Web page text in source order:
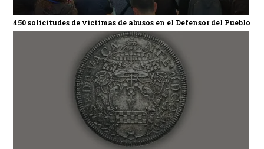
450 solicitudes de víctimas de abusos en el Defensor del Pueblo